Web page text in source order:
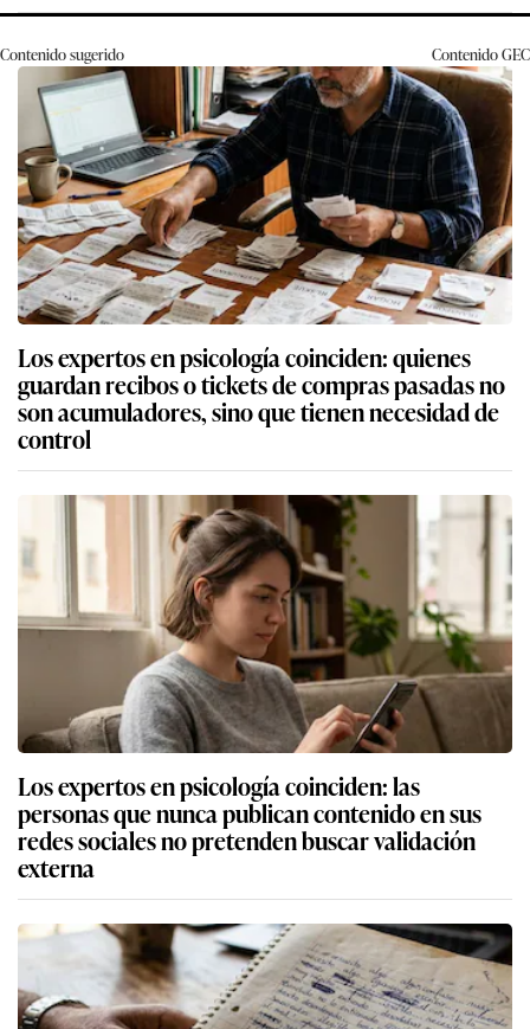
Contenido sugerido ContenidoGEC
Los expertos en psicología coinciden: quienes
guardan recibos o tickets de compras pasadas no
son acumuladores, sino que tienen necesidad de
control
Los expertos en psicología coinciden: las
personas que nunca publican contenido en sus
redes sociales no pretenden buscar validación
externa